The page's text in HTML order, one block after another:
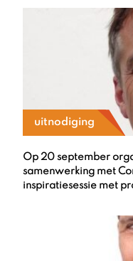
uitnodiging
Op 20 september
samenwerking met
inspiratiesessie met
en
dieper ingaan op de
nodig voor een